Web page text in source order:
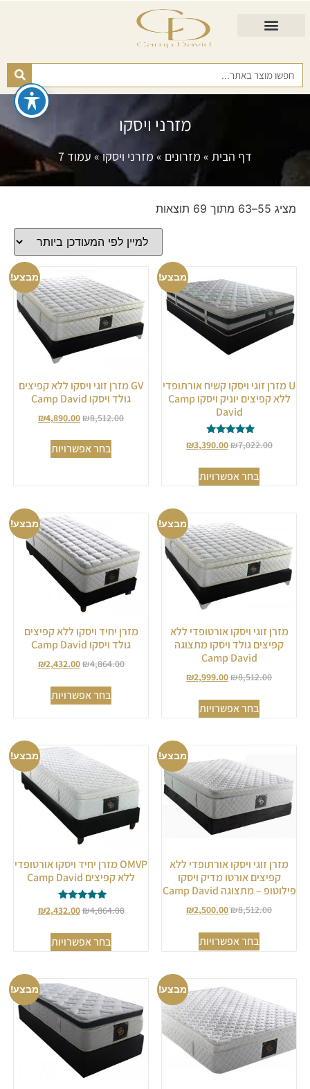
מזרני ויסקו
דף הבית » מזרונים »מזרני ויסקו» עמוד 7
מציג 55–63 מתוך 69 תוצאות
מבצע!
U מזרן זוגי ויסקו קשיח אורתופדי
ללא קפיצים יוניק ויסקו Camp
David
דורג
5.00
₪7,022.00
₪3,390.00
בחר אפשרויות
מבצע!
GV מזרן זוגי ויסקו ללא קפיצים
גולד ויסקו Camp David
₪8,512.00
₪4,890.00
בחר אפשרויות
מבצע!
מזרן זוגי ויסקו אורטופדי ללא
קפיצים גולד ויסקו מתצוגה
Camp David
₪8,512.00
₪2,999.00
בחר אפשרויות
מבצע!
מזרן יחיד ויסקו ללא קפיצים
גולד ויסקו Camp David
₪4,864.00
₪2,432.00
בחר אפשרויות
מבצע!
מזרן זוגי ויסקו אורתופדי ללא
קפיצים אורטו מדיק ויסקו
פילוטופ – מתצוגה Camp David
₪8,512.00
₪2,500.00
בחר אפשרויות
מבצע!
OMVP מזרן יחיד ויסקו אורטופדי
ללא קפיצים Camp David
דורג
5.00
₪4,864.00
₪2,432.00
בחר אפשרויות
מבצע! מבצע!